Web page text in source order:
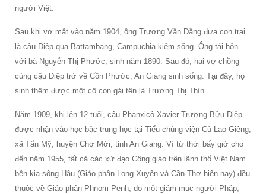
người Việt.
Sau khi vợ mất vào năm 1904, ông Trương Văn Đặng đưa con trai
là cậu Diệp qua Battambang, Campuchia kiếm sống. Ông tái hôn
với bà Nguyễn Thị Phước, sinh năm 1890. Sau đó, hai vợ chồng
cùng cậu Diệp trở về Cồn Phước, An Giang sinh sống. Tại đây, họ
sinh thêm được một cô con gái tên là Trương Thị Thìn.
Năm 1909, khi lên 12 tuổi, cậu Phanxicô Xavier Trương Bửu Diệp
được nhận vào học bậc trung học tại Tiểu chủng viện Cù Lao Giêng,
xã Tấn Mỹ, huyện Chợ Mới, tỉnh An Giang. Vì từ thời bấy giờ cho
đến năm 1955, tất cả các xứ đạo Công giáo trên lãnh thổ Việt Nam
bên kia sông Hậu (Giáo phận Long Xuyên và Cần Thơ hiện nay) đều
thuộc về Giáo phận Phnom Penh, do một giám mục người Pháp,